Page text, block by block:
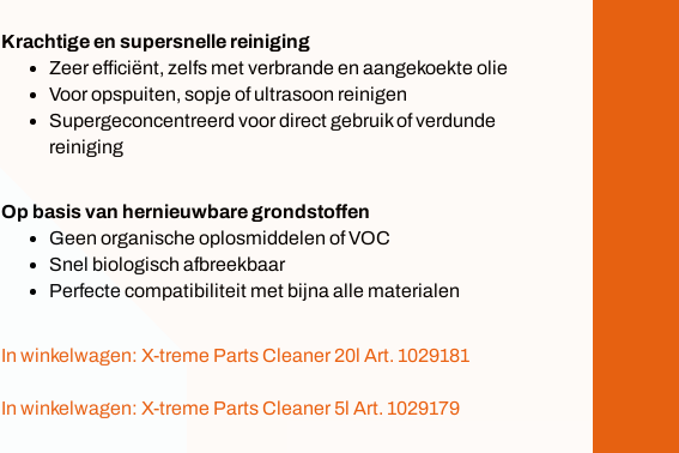
Krachtige en supersnelle reiniging
Zeer efficiënt, zelfs met verbrande en aangekoekte olie
Voor opspuiten, sopje of ultrasoon reinigen
Supergeconcentreerd voor direct gebruik of verdunde
reiniging
Op basis van hernieuwbare grondstoffen
Geen organische oplosmiddelen of VOC
Snel biologisch afbreekbaar
Perfecte compatibiliteit met bijna alle materialen
In winkelwagen: X-treme Parts Cleaner 20l Art. 1029181
In winkelwagen: X-treme Parts Cleaner 5l Art. 1029179